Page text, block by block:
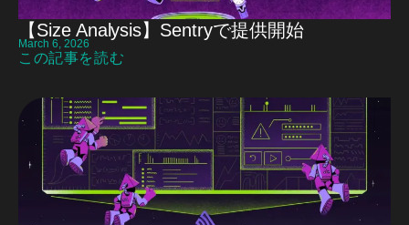
【Size Analysis】Sentryで提供開始
March 6, 2026
この記事を読む